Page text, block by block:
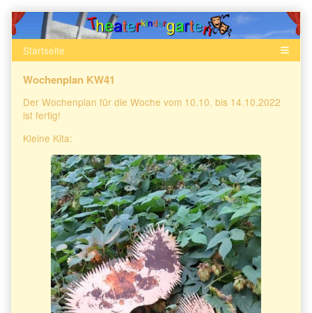
Skip
to
content
Wochenplan KW41
Der Wochenplan für die Woche vom 10.10. bis 14.10.2022
ist fertig!
Kleine Kita: